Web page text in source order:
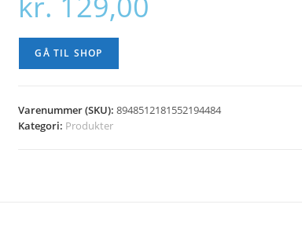
GÅ TIL SHOP
Varenummer (SKU):8948512181552194484
Kategori: Produkter